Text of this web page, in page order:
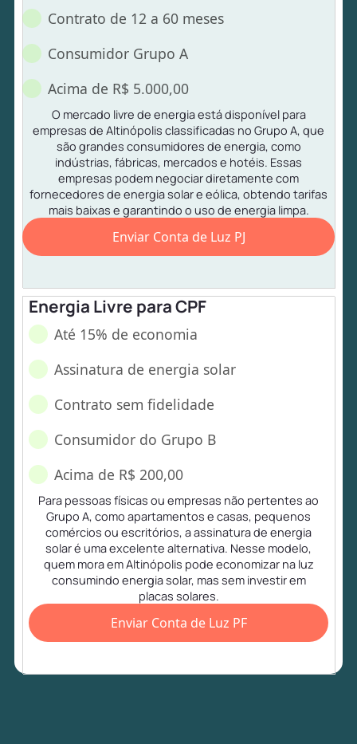
Contrato de 12 a 60 meses
Consumidor Grupo A
Acima de R$ 5.000,00
O mercado livre de energia está disponível para
empresas de Altinópolis classificadas no Grupo A, que
são grandes consumidores de energia, como
indústrias, fábricas, mercados e hotéis. Essas
empresas podem negociar diretamente com
fornecedores de energia solar e eólica, obtendo tarifas
mais baixas e garantindo o uso de energia limpa.
Enviar Conta de Luz PJ
Energia Livre para CPF
Até 15% de economia
Assinatura de energia solar
Contrato sem fidelidade
Consumidor do Grupo B
Acima de R$ 200,00
Para pessoas físicas ou empresas não pertentes ao
Grupo A, como apartamentos e casas, pequenos
comércios ou escritórios, a assinatura de energia
solar é uma excelente alternativa. Nesse modelo,
quem mora em Altinópolis pode economizar na luz
consumindo energia solar, mas sem investir em
placas solares.
Enviar Conta de Luz PF